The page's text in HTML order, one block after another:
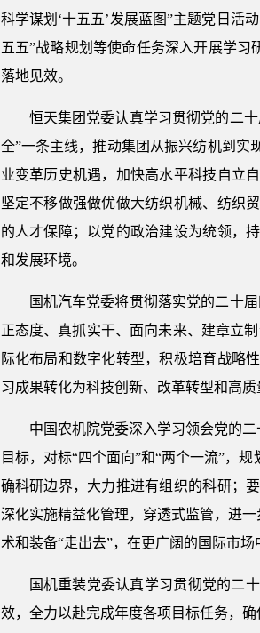
科学谋划‘十五五’发展蓝图”主题党日活
五五”战略规划等使命任务深入开展学习
落地见效。
恒天集团党委认真学习贯彻党的二
全”一条主线，推动集团从振兴纺机到实
业变革历史机遇，加快高水平科技自立
坚定不移做强做优做大纺织机械、纺织
的人才保障；以党的政治建设为统领，
和发展环境。
国机汽车党委将贯彻落实党的二十
正态度、真抓实干、面向未来、建章立
际化布局和数字化转型，积极培育战略
习成果转化为科技创新、改革转型和高
中国农机院党委深入学习领会党的
目标，对标“四个面向”和“两个一流”，
确科研边界，大力推进有组织的科研；
深化实施精益化管理，穿透式监管，进
术和装备“走出去”，在更广阔的国际市场
国机重装党委认真学习贯彻党的二
效，全力以赴完成年度各项目标任务，